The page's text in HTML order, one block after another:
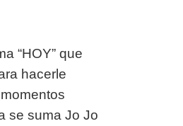
“HOY” que
hacerle
se suma Jo Jo